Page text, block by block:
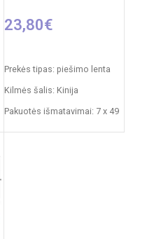
23,80€
Prekės tipas: piešimo lenta
Kilmės šalis: Kinija
Pakuotės išmatavimai: 7 x 49